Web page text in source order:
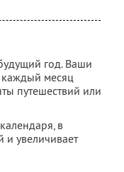
год. Ваши
месяц
путешествий или
в
и увеличивает